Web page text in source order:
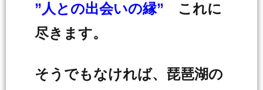
”人との出会いの縁” これに
尽きます。
そうでもなければ、琵琶湖の